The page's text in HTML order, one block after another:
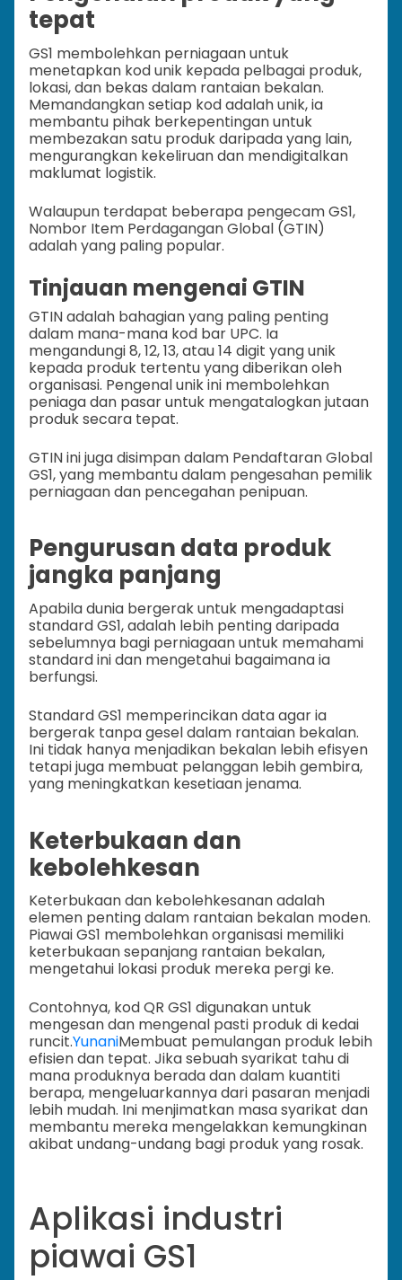
tepat
GS1 membolehkan perniagaan untuk
menetapkan kod unik kepada pelbagai produk,
lokasi, dan bekas dalam rantaian bekalan.
Memandangkan setiap kod adalah unik, ia
membantu pihak berkepentingan untuk
membezakan satu produk daripada yang lain,
mengurangkan kekeliruan dan mendigitalkan
maklumat logistik.
Walaupun terdapat beberapa pengecam GS1,
Nombor Item Perdagangan Global (GTIN)
adalah yang paling popular.
Tinjauan mengenai GTIN
GTIN adalah bahagian yang paling penting
dalam mana-mana kod bar UPC. Ia
mengandungi 8, 12, 13, atau 14 digit yang unik
kepada produk tertentu yang diberikan oleh
organisasi. Pengenal unik ini membolehkan
peniaga dan pasar untuk mengatalogkan jutaan
produk secara tepat.
GTIN ini juga disimpan dalam Pendaftaran Global
GS1, yang membantu dalam pengesahan pemilik
perniagaan dan pencegahan penipuan.
Pengurusan data produk
jangka panjang
Apabila dunia bergerak untuk mengadaptasi
standard GS1, adalah lebih penting daripada
sebelumnya bagi perniagaan untuk memahami
standard ini dan mengetahui bagaimana ia
berfungsi.
Standard GS1 memperincikan data agar ia
bergerak tanpa gesel dalam rantaian bekalan.
Ini tidak hanya menjadikan bekalan lebih efisyen
tetapi juga membuat pelanggan lebih gembira,
yang meningkatkan kesetiaan jenama.
Keterbukaan dan
kebolehkesan
Keterbukaan dan kebolehkesanan adalah
elemen penting dalam rantaian bekalan moden.
Piawai GS1 membolehkan organisasi memiliki
keterbukaan sepanjang rantaian bekalan,
mengetahui lokasi produk mereka pergi ke.
Contohnya, kod QR GS1 digunakan untuk
mengesan dan mengenal pasti produk di kedai
runcit.YunaniMembuat pemulangan produk lebih
efisien dan tepat. Jika sebuah syarikat tahu di
mana produknya berada dan dalam kuantiti
berapa, mengeluarkannya dari pasaran menjadi
lebih mudah. Ini menjimatkan masa syarikat dan
membantu mereka mengelakkan kemungkinan
akibat undang-undang bagi produk yang rosak.
Aplikasi industri
piawai GS1